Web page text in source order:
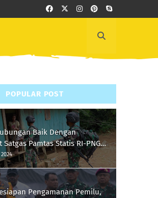
POPULAR POST
Baik Dengan
Satgas Pamtas Statis RI-PNG
Melaksanakan Silaturrahmi
Pengamanan Pemilu,